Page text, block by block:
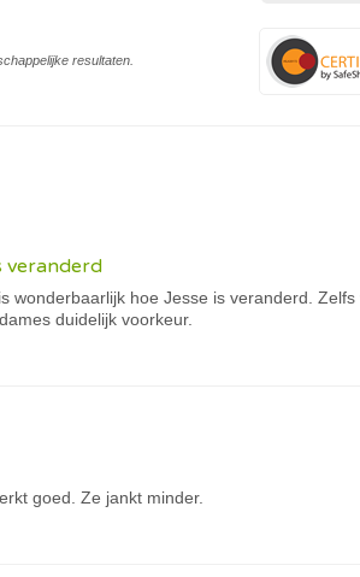
resultaten.
veranderd
wonderbaarlijk hoe Jesse is veranderd.
duidelijk voorkeur.
goed. Ze jankt minder.